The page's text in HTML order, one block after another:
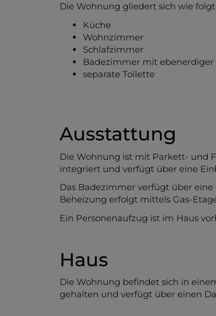
Die Wohnung gliedert sich wie
Küche
Wohnzimmer
Schlafzimmer
Badezimmer mit ebenerdiger
separate Toilette
Ausstattung
Die Wohnung ist mit Parkett- und
integriert und verfügt über eine
Das Badezimmer verfügt über
Beheizung erfolgt mittels Gas-
Ein Personenaufzug ist im Haus
Haus
Die Wohnung befindet sich in
gehalten und verfügt über einen